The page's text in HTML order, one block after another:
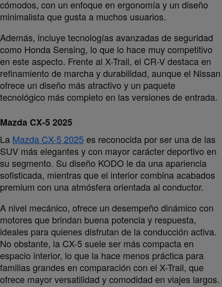
cómodos, con un enfoque en ergonomía y un diseño
minimalista que gusta a muchos usuarios.
Además, incluye tecnologías avanzadas de seguridad
como Honda Sensing, lo que lo hace muy competitivo
en este aspecto. Frente al X-Trail, el CR-V destaca en
refinamiento de marcha y durabilidad, aunque el Nissan
ofrece un diseño más atractivo y un paquete
tecnológico más completo en las versiones de entrada.
Mazda CX-5 2025
La Mazda CX-5 2025 es reconocida por ser una de las
SUV más elegantes y con mayor carácter deportivo en
su segmento. Su diseño KODO le da una apariencia
sofisticada, mientras que el interior combina acabados
premium con una atmósfera orientada al conductor.
A nivel mecánico, ofrece un desempeño dinámico con
motores que brindan buena potencia y respuesta,
ideales para quienes disfrutan de la conducción activa.
No obstante, la CX-5 suele ser más compacta en
espacio interior, lo que la hace menos práctica para
familias grandes en comparación con el X-Trail, que
ofrece mayor versatilidad y comodidad en viajes largos.